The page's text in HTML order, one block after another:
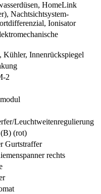
HomeLink
Nachtsichtsystem-
Ionisator
Kühler, Innenrückspiegel
2
Leuchtweitenregulierung
(rot)
Gurtstraffer
rechts